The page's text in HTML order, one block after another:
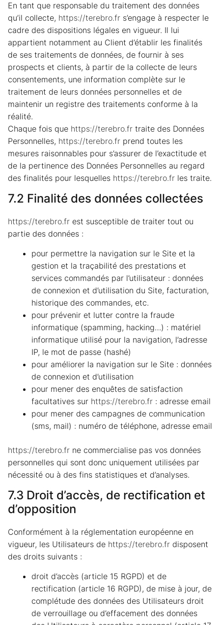
En tant que responsable du traitement des données
qu’il collecte, https://terebro.fr s’engage à respecter le
cadre des dispositions légales en vigueur. Il lui
appartient notamment au Client d’établir les finalités
de ses traitements de données, de fournir à ses
prospects et clients, à partir de la collecte de leurs
consentements, une information complète sur le
traitement de leurs données personnelles et de
maintenir un registre des traitements conforme à la
réalité.
Chaque fois que https://terebro.fr traite des Données
Personnelles, https://terebro.fr prend toutes les
mesures raisonnables pour s’assurer de l’exactitude et
de la pertinence des Données Personnelles au regard
des finalités pour lesquelles https://terebro.fr les traite.
7.2 Finalité des données collectées
https://terebro.fr est susceptible de traiter tout ou
partie des données :
pour permettre la navigation sur le Site et la
gestion et la traçabilité des prestations et
services commandés par l’utilisateur : données
de connexion et d’utilisation du Site, facturation,
historique des commandes, etc.
pour prévenir et lutter contre la fraude
informatique (spamming, hacking…) : matériel
informatique utilisé pour la navigation, l’adresse
IP, le mot de passe (hashé)
pour améliorer la navigation sur le Site : données
de connexion et d’utilisation
pour mener des enquêtes de satisfaction
facultatives sur https://terebro.fr : adresse email
pour mener des campagnes de communication
(sms, mail) : numéro de téléphone, adresse email
https://terebro.fr ne commercialise pas vos données
personnelles qui sont donc uniquement utilisées par
nécessité ou à des fins statistiques et d’analyses.
7.3 Droit d’accès, de rectification et
d’opposition
Conformément à la réglementation européenne en
vigueur, les Utilisateurs de https://terebro.fr disposent
des droits suivants :
droit d’accès (article 15 RGPD) et de
rectification (article 16 RGPD), de mise à jour, de
complétude des données des Utilisateurs droit
de verrouillage ou d’effacement des données